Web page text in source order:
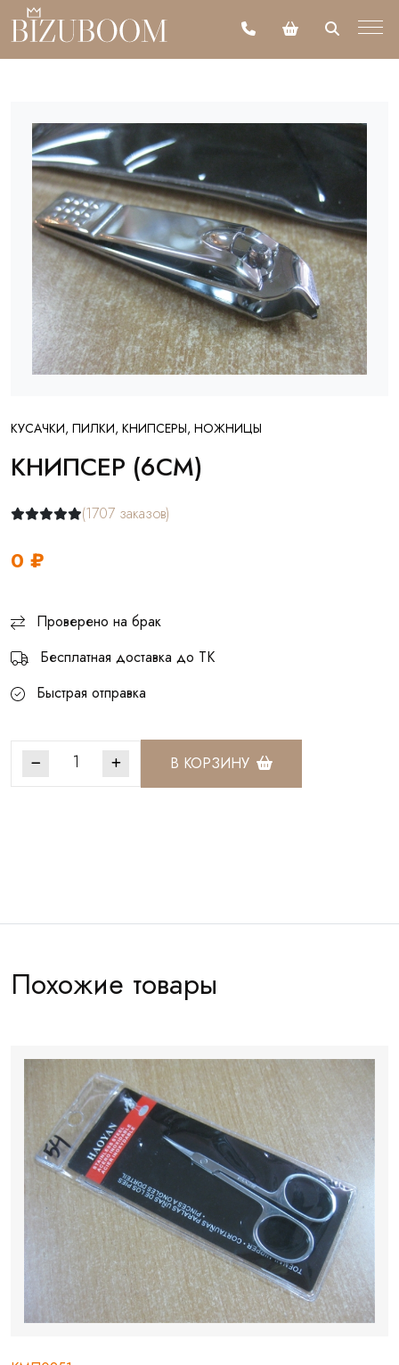
КУСАЧКИ, ПИЛКИ, КНИПСЕРЫ, НОЖНИЦЫ
КНИПСЕР (6СМ)
(1707 заказов)
0 ₽
Проверено на брак
Бесплатная доставка до ТК
Быстрая отправка
В КОРЗИНУ
Похожие товары